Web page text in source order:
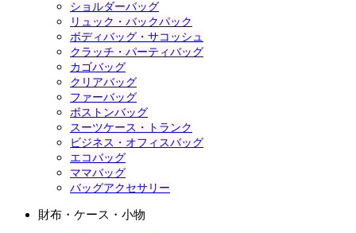
ショルダーバッグ
リュック・バックパック
ボディバッグ・サコッシュ
クラッチ・パーティバッグ
カゴバッグ
クリアバッグ
ファーバッグ
ボストンバッグ
スーツケース・トランク
ビジネス・オフィスバッグ
エコバッグ
ママバッグ
バッグアクセサリー
財布・ケース・小物